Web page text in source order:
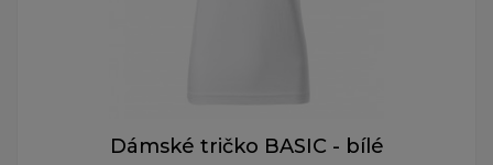
Dámské tričko BASIC - bílé